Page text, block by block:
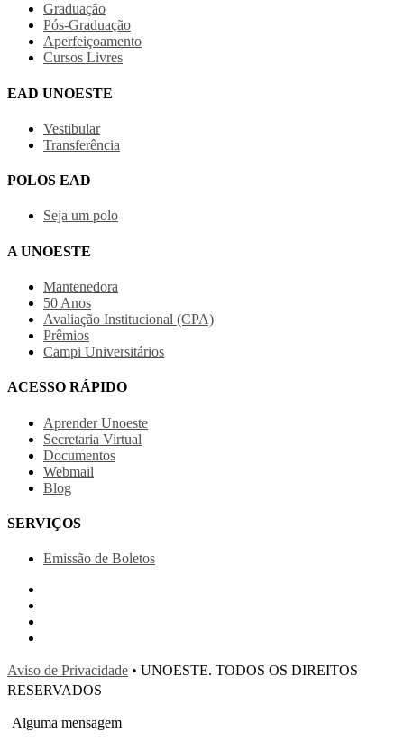
Graduação
Pós-Graduação
Aperfeiçoamento
Cursos Livres
EAD UNOESTE
Vestibular
Transferência
POLOS EAD
Seja um polo
A UNOESTE
Mantenedora
50 Anos
Avaliação Institucional (CPA)
Prêmios
Campi Universitários
ACESSO RÁPIDO
Aprender Unoeste
Secretaria Virtual
Documentos
Webmail
Blog
SERVIÇOS
Emissão de Boletos
Aviso de Privacidade • UNOESTE. TODOS OS DIREITOS
RESERVADOS
Alguma mensagem